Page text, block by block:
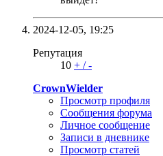
2024-12-05, 19:25
Репутация
10 + /-
CrownWielder
Просмотр профиля
Сообщения форума
Личное сообщение
Записи в дневнике
Просмотр статей